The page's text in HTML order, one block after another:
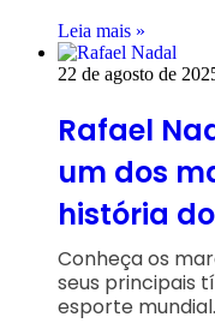
Leia mais »
22 de agosto de
Rafael
um dos
história
Conheça os
seus principais
esporte mundial.